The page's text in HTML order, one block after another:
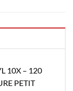
10X – 120
PETIT